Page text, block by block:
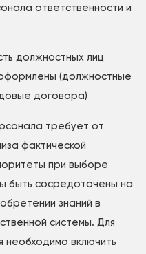
ответственности и
должностных лиц
(должностные
договора)
требует от
фактической
при выборе
быть сосредоточены на
знаний в
системы. Для
необходимо включить